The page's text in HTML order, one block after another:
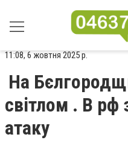
11:08, 6 жовтня 2025 р.
На
світлом . В рф
атаку